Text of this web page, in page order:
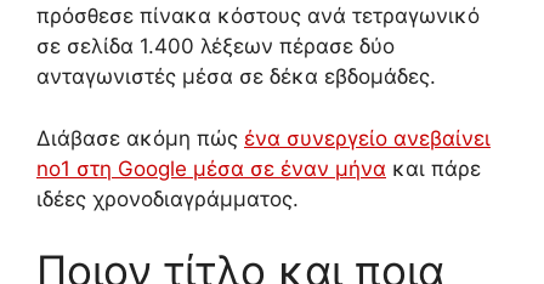
πρόσθεσε πίνακα κόστους ανά τετραγωνικό
σε σελίδα 1.400 λέξεων πέρασε δύο
ανταγωνιστές μέσα σε δέκα εβδομάδες.
Διάβασε ακόμη πώς ένα συνεργείο ανεβαίνει
no1 στη Google μέσα σε έναν μήνα και πάρε
ιδέες χρονοδιαγράμματος.
Ποιον τίτλο και ποια